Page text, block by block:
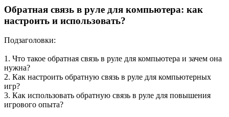
Обратная связь в руле для компьютера: как
настроить и использовать?
Подзаголовки:
1. Что такое обратная связь в руле для компьютера и зачем она
нужна?
2. Как настроить обратную связь в руле для компьютерных
игр?
3. Как использовать обратную связь в руле для повышения
игрового опыта?